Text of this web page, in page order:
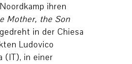
ihren
Mother, the Son
in der Chiesa
Ludovico
(IT), in einer